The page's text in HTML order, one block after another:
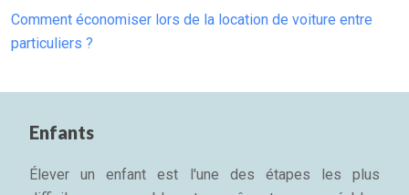
Comment économiser lors de la location de voiture entre
particuliers ?
Enfants
Élever un enfant est l'une des étapes les plus